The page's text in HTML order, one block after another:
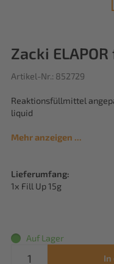
Zacki
Artikel-Nr.: 852729
Reaktionsfüllmittel
liquid
Mehr anzeigen ...
Lieferumfang:
1x Fill Up 15g
Auf Lager
In